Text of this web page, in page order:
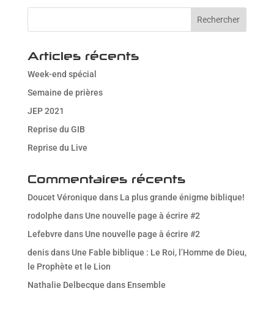
Articles récents
Week-end spécial
Semaine de prières
JEP 2021
Reprise du GIB
Reprise du Live
Commentaires récents
Doucet Véronique dans La plus grande énigme biblique!
rodolphe dans Une nouvelle page à écrire #2
Lefebvre dans Une nouvelle page à écrire #2
denisdans Une Fable biblique : Le Roi, l’Homme de Dieu,
le Prophète et le Lion
Nathalie Delbecque dans Ensemble